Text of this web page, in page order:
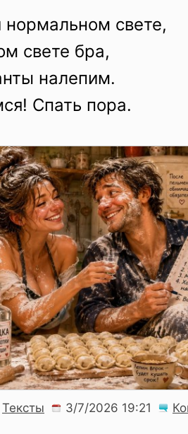
свете,
свете бра,
налепим.
Спать пора.
Тексты